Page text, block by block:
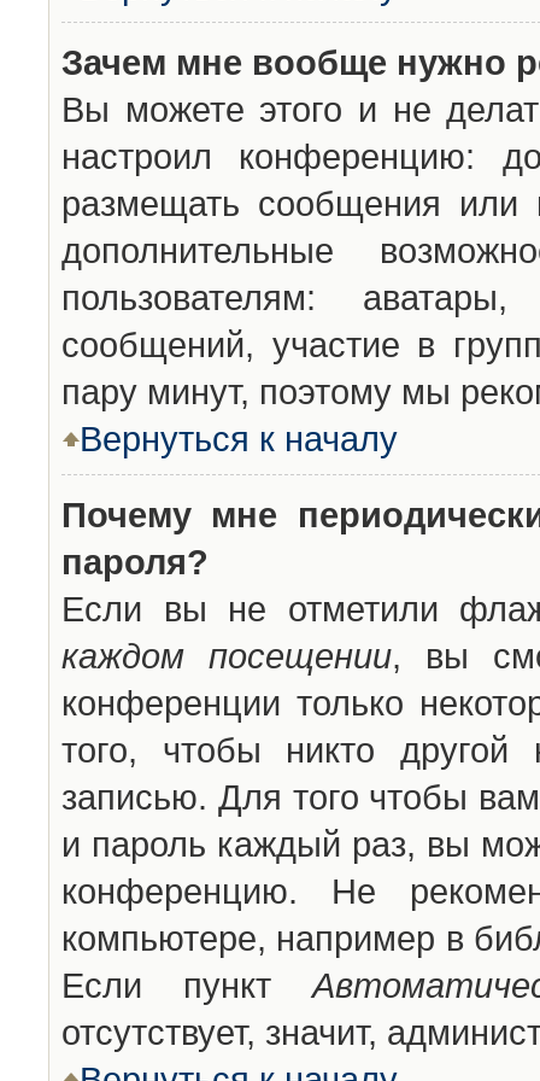
Зачем мне вообще нужно
Вы можете этого и не
настроил конференцию:
размещать сообщения или
дополнительные
пользователям:
сообщений, участие в
пару минут, поэтому мы
Вернуться к началу
Почему мне
пароля?
Если вы не отметили
каждом посещении, вы
конференции только
того, чтобы никто другой
записью. Для того чтобы
и пароль каждый раз, вы
конференцию. Не
компьютере, например в
Если пункт
отсутствует, значит,